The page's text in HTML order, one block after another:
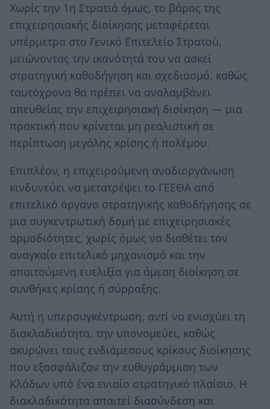
Χωρίς την 1η Στρατιά όμως, το βάρος της
επιχειρησιακής διοίκησης μεταφέρεται
υπέρμετρα στο Γενικό Επιτελείο Στρατού,
μειώνοντας την ικανότητά του να ασκεί
στρατηγική καθοδήγηση και σχεδιασμό, καθώς
ταυτόχρονα θα πρέπει να αναλαμβάνει
απευθείας την επιχειρησιακή διοίκηση — μια
πρακτική που κρίνεται μη ρεαλιστική σε
περίπτωση μεγάλης κρίσης ή πολέμου.
Επιπλέον, η επιχειρούμενη αναδιοργάνωση
κινδυνεύει να μετατρέψει το ΓΕΕΘΑ από
επιτελικό όργανο στρατηγικής καθοδήγησης σε
μια συγκεντρωτική δομή με επιχειρησιακές
αρμοδιότητες, χωρίς όμως να διαθέτει τον
αναγκαίο επιτελικό μηχανισμό και την
απαιτούμενη ευελιξία για άμεση διοίκηση σε
συνθήκες κρίσης ή σύρραξης.
Αυτή η υπερσυγκέντρωση, αντί να ενισχύει τη
διακλαδικότητα, την υπονομεύει, καθώς
ακυρώνει τους ενδιάμεσους κρίκους διοίκησης
που εξασφάλιζαν την ευθυγράμμιση των
Κλάδων υπό ένα ενιαίο στρατηγικό πλαίσιο. Η
διακλαδικότητα απαιτεί διασύνδεση και